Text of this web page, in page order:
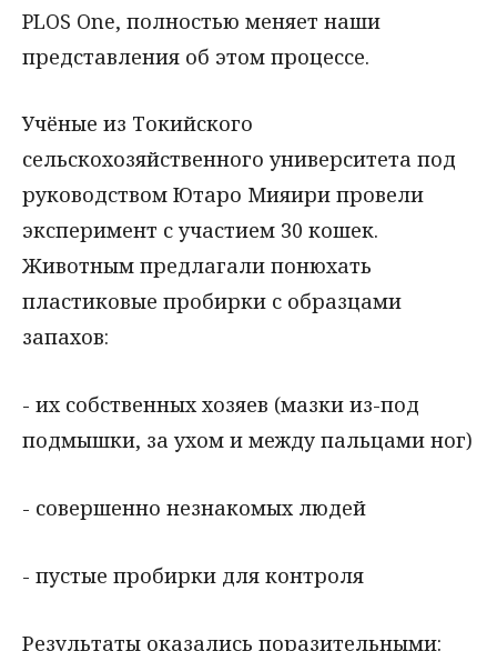
PLOS One, полностью меняет наши
представления об этом процессе.
Учёные из Токийского
сельскохозяйственного университета под
руководством Ютаро Мияири провели
эксперимент с участием 30 кошек.
Животным предлагали понюхать
пластиковые пробирки с образцами
запахов:
- их собственных хозяев (мазки из-под
подмышки, за ухом и между пальцами ног)
- совершенно незнакомых людей
- пустые пробирки для контроля
Результаты оказались поразительными: